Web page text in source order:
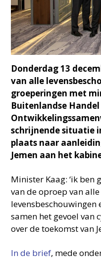
Donderdag 13
van alle
groeperingen met
Buitenlandse Handel
schrijnende situatie
plaats naar
Jemen aan het
Minister Kaag: ‘ik
van de oproep van
samen het gevoel van
over de toekomst van
In de brief, mede